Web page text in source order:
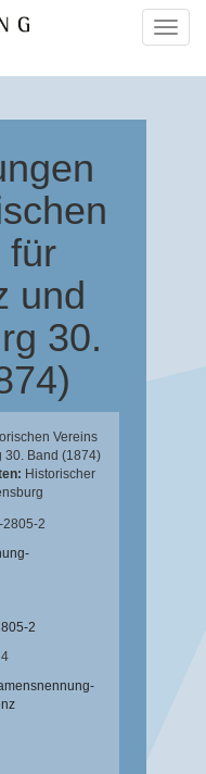
ein-/
für
und
30.
Vereins
30. Band (1874)
Historischer
2805-2
2